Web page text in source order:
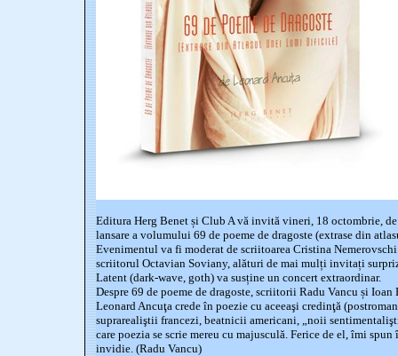
Editura Herg Benet și Club A vă invită vineri, 18 octombrie,
lansare a volumului 69 de poeme de dragoste (extrase din
Evenimentul va fi moderat de scriitoarea Cristina
scriitorul Octavian Soviany, alături de mai mulți invitați
Latent (dark-wave, goth) va susține un concert extraordinar.
Despre 69 de poeme de dragoste, scriitorii Radu Vancu și Ioan
Leonard Ancuţa crede în poezie cu aceeaşi credinţă
suprarealiştii francezi, beatnicii americani, „noii
care poezia se scrie mereu cu majusculă. Ferice de el, îmi
invidie. (Radu Vancu)